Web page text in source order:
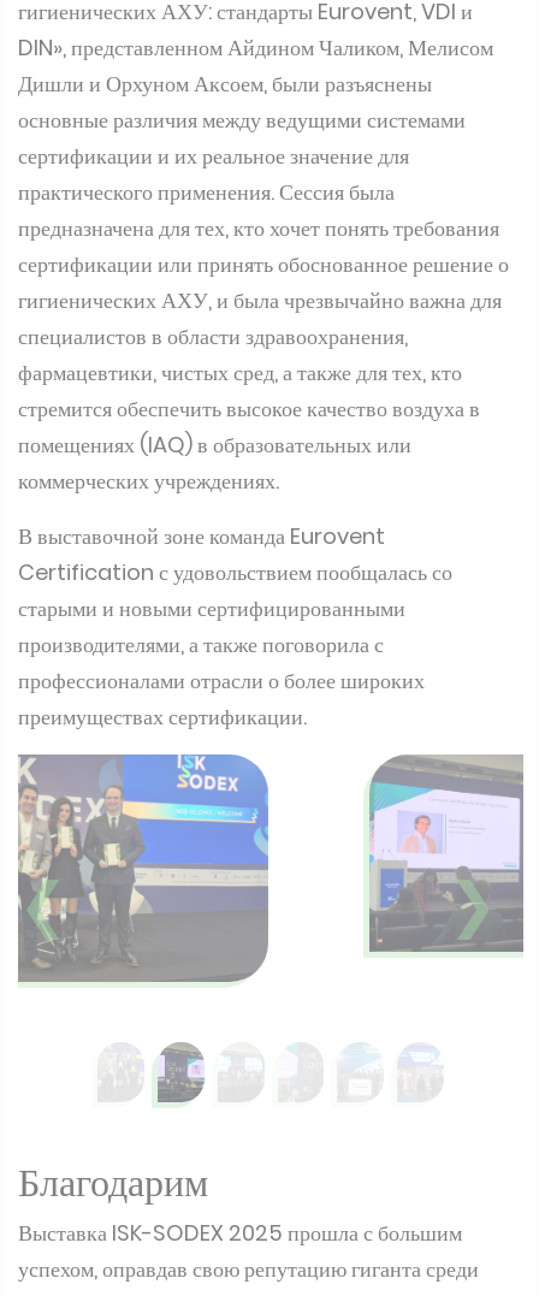
гигиенических АХУ: стандарты Eurovent, VDI и
DIN», представленном Айдином Чаликом, Мелисом
Дишли и Орхуном Аксоем, были разъяснены
основные различия между ведущими системами
сертификации и их реальное значение для
практического применения. Сессия была
предназначена для тех, кто хочет понять требования
сертификации или принять обоснованное решение о
гигиенических АХУ, и была чрезвычайно важна для
специалистов в области здравоохранения,
фармацевтики, чистых сред, а также для тех, кто
стремится обеспечить высокое качество воздуха в
помещениях (IAQ) в образовательных или
коммерческих учреждениях.
В выставочной зоне команда Eurovent
Certification с удовольствием пообщалась со
старыми и новыми сертифицированными
производителями, а также поговорила с
профессионалами отрасли о более широких
преимуществах сертификации.
❮ ❯
Выставка ISK-SODEX 2025 прошла с большим
успехом, оправдав свою репутацию гиганта среди
выставок HVAC&R. Она предоставила ценную